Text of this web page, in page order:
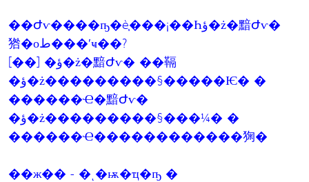
��Ժѵ����ҧ�è֧���¡��Һؤ�ż�黯Ժѵ�
㹾�оط���ʹҹ��?
[��] �ؤ�ż�黯Ժѵ� ��䩹
�ؤ�ż���������§�����Ѥ� �
������Ҽ�黯Ժѵ�
�ؤ�ż���������§���¼� �
������Ҽ������������㹼�
��ж�� - �ͺ�ѭ�ҵ�ҧ �